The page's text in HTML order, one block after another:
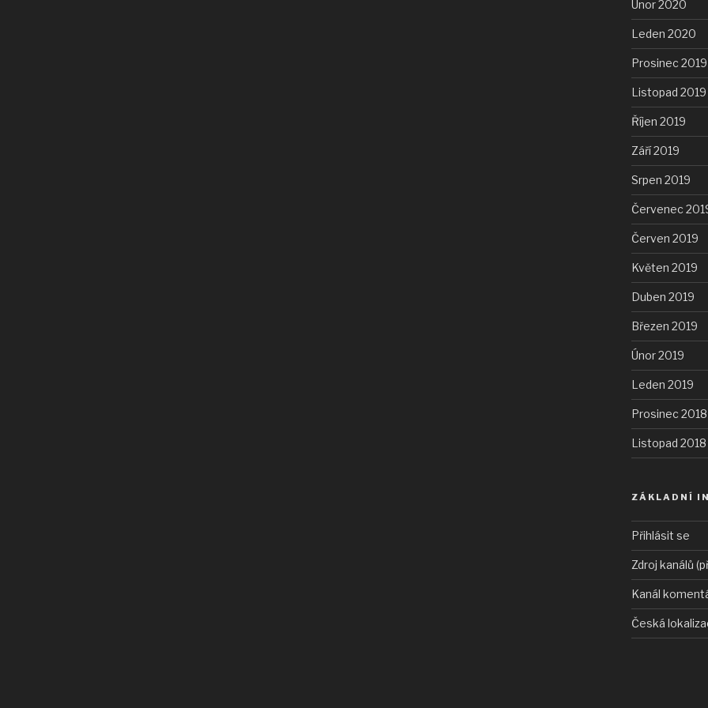
Únor 2020
Leden 2020
Prosinec 2019
Listopad 2019
Říjen 2019
Září 2019
Srpen 2019
Červenec
Červen 2019
Květen 2019
Duben 2019
Březen 2019
Únor 2019
Leden 2019
Prosinec 2018
Listopad 2018
ZÁKLADNÍ
Přihlásit se
Zdroj kanálů
Kanál
Česká